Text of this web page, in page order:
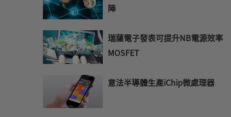
陣
瑞薩電子發表可提升NB電源效率
MOSFET
意法半導體生產iChip微處理器